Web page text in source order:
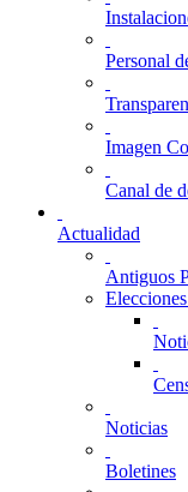
Personal
Imagen
Canal de
Actualidad
Antiguos
Noticias
Boletines